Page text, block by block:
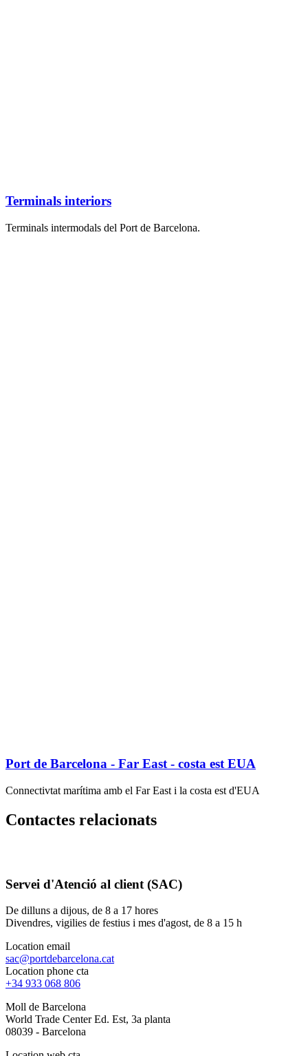
Terminals interiors
Terminals intermodals del Port de Barcelona.
Port de Barcelona - Far East - costa est EUA
Connectivtat marítima amb el Far East i la costa est d'EUA
Contactes relacionats
Servei d'Atenció al client (SAC)
De dilluns a dijous, de 8 a 17 hores
Divendres, vigilies de festius i mes d'agost, de 8 a 15 h
Location email
sac@portdebarcelona.cat
Location phone cta
+34 933 068 806
Moll de Barcelona
World Trade Center Ed. Est, 3a planta
08039 - Barcelona